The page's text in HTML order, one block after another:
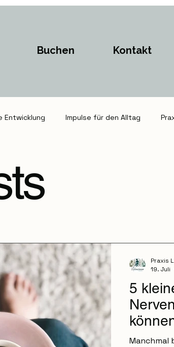
Kontakt
Buchen
Entwicklung Impulse für den Alltag
5
Manchmal
Praxis
19. Juli